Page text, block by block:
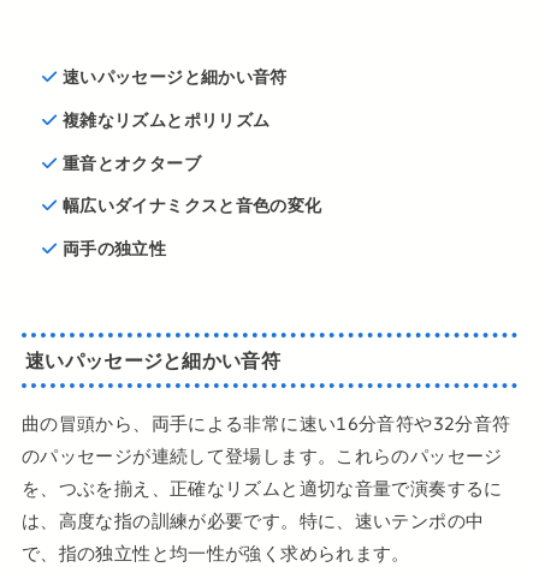
速いパッセージと細かい音符
複雑なリズムとポリリズム
重音とオクターブ
幅広いダイナミクスと音色の変化
両手の独立性
速いパッセージと細かい音符
曲の冒頭から、両手による非常に速い16分音符や32分音符
のパッセージが連続して登場します。これらのパッセージ
を、つぶを揃え、正確なリズムと適切な音量で演奏するに
は、高度な指の訓練が必要です。特に、速いテンポの中
で、指の独立性と均一性が強く求められます。